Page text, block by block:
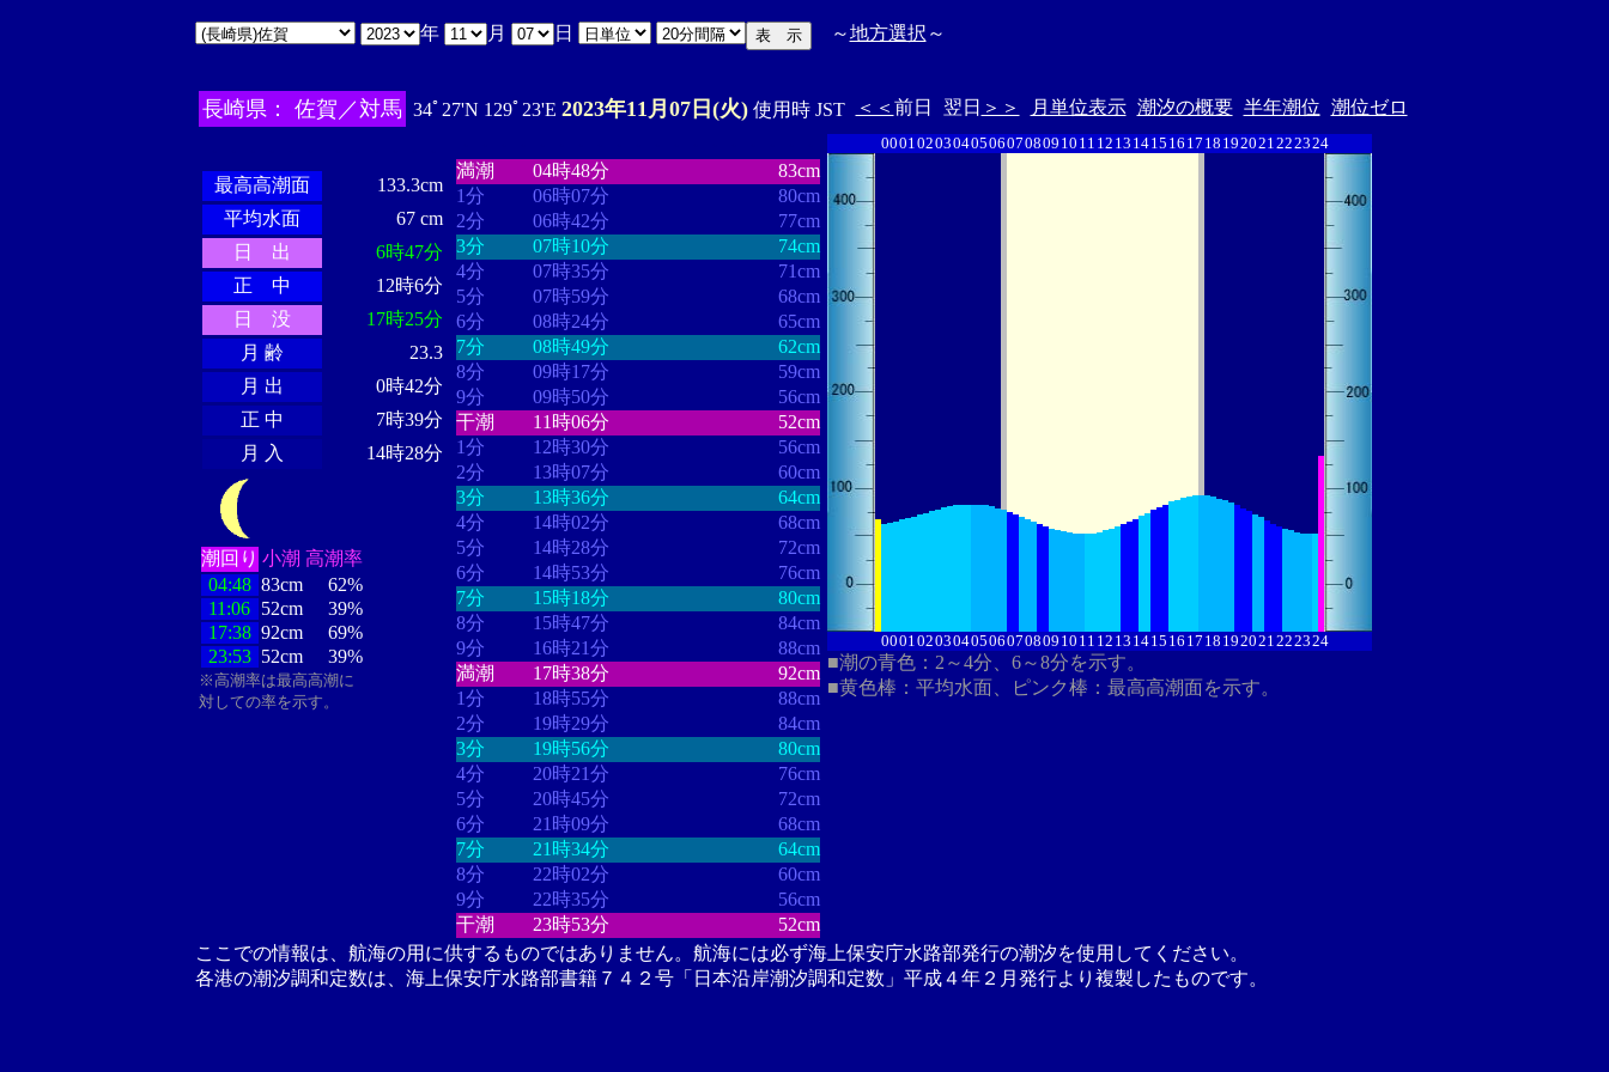
年 月 日 ～地方選択 ～
長崎県： 佐賀／対馬 34ﾟ27'N 129ﾟ23'E 2023年11月07日(火)使用時 JST ＜＜ 前日 翌日 ＞＞ 月単位表示 潮汐の概要 半年潮位 潮位ゼロ
最高高潮面
133.3cm
平均水面
67 cm
日 出
6時47分
正 中
12時6分
日 没
17時25分
月 齢
23.3
月 出
0時42分
正 中
7時39分
月 入
14時28分
潮回り 小潮 高潮率
04:48 83cm
62%
11:06 52cm
39%
17:38 92cm
69%
23:53 52cm 39%
※高潮率は最高高潮に
対しての率を示す。
満潮
04時48分
83cm
1分
06時07分
80cm
2分
06時42分
77cm
3分
07時10分
74cm
4分
07時35分
71cm
5分
07時59分
68cm
6分
08時24分
65cm
7分
08時49分
62cm
8分
09時17分
59cm
9分
09時50分
56cm
干潮
11時06分
52cm
1分
12時30分
56cm
2分
13時07分
60cm
3分
13時36分
64cm
4分
14時02分
68cm
5分
14時28分
72cm
6分
14時53分
76cm
7分
15時18分
80cm
8分
15時47分
84cm
9分
16時21分
88cm
満潮
17時38分
92cm
1分
18時55分
88cm
2分
19時29分
84cm
3分
19時56分
80cm
4分
20時21分
76cm
5分
20時45分
72cm
6分
21時09分
68cm
7分
21時34分
64cm
8分
22時02分
60cm
9分
22時35分
56cm
干潮
23時53分 52cm
00010203040506070809 10 11 12 13 1415 16 17 18 192021222324
00010203040506070809 10 11 12 13 1415 16 17 18 192021222324
■潮の青色：2～4分、6～8分を示す。
■黄色棒：平均水面、ピンク棒：最高高潮面を示す。
ここでの情報は、航海の用に供するものではありません。航海には必ず海上保安庁水路部発行の潮汐を使用してください。
各港の潮汐調和定数は、海上保安庁水路部書籍７４２号「日本沿岸潮汐調和定数」平成４年２月発行より複製したものです。